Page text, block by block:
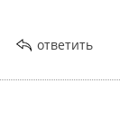
я предложил
что
с
ответить